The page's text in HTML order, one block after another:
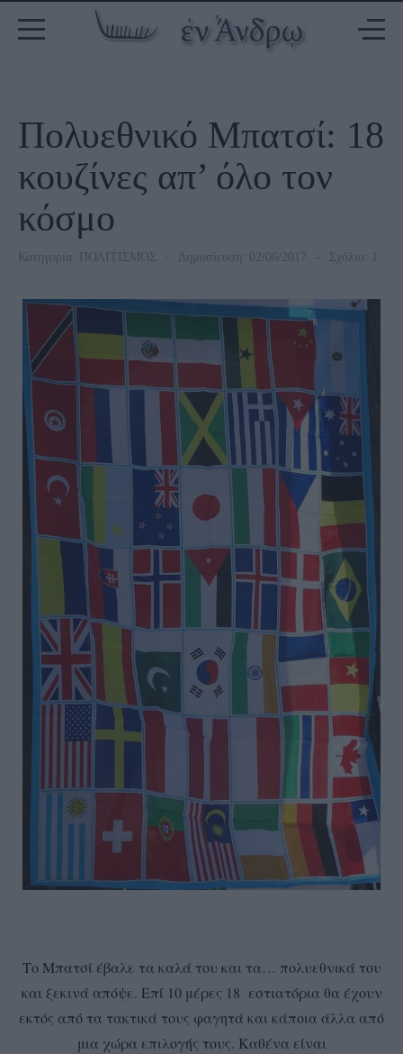
Πολυεθνικό Μπατσί: 18
κουζίνες απ’ όλο τον
κόσμο
Κατηγορία: ΠΟΛΙΤΙΣΜΟΣ Δημοσίευση: 02/06/2017 Σχόλιο: 1
Το Μπατσί έβαλε τα καλά του και τα… πολυεθνικά του
και ξεκινά απόψε. Επί 10 μέρες 18 εστιατόρια θα έχουν
εκτός από τα τακτικά τους φαγητά και κάποια άλλα από
μια χώρα επιλογής τους. Καθένα είναι